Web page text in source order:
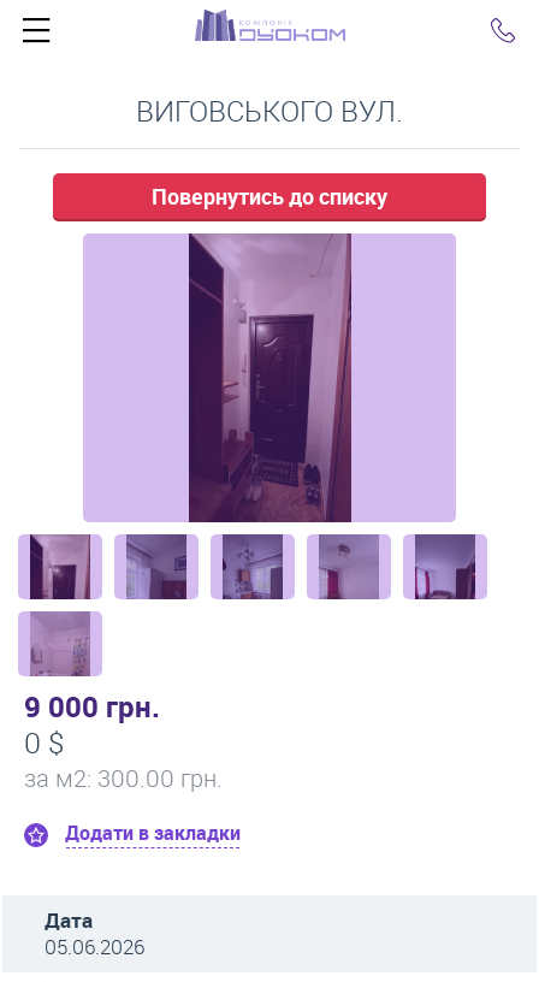
ВИГОВСЬКОГО ВУЛ.
Повернутись до списку
9 000 грн.
0 $
за м2: 300.00 грн.
Додати в закладки
Дата
05.06.2026